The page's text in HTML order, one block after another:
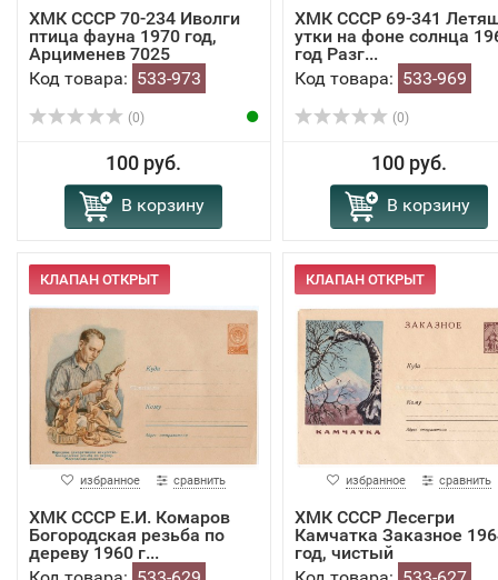
ХМК СССР 70-234 Иволги
птица фауна 1970 год,
Арцименев 7025
Код товара: 533-973
(0)
100 руб.
В корзину
ХМК СССР 69-341
утки на фоне солнца
год Разг...
Код товара: 533-969
(0)
100 руб.
В корзину
КЛАПАН ОТКРЫТ
избранное сравнить
ХМК СССР Е.И. Комаров
Богородская резьба по
дереву 1960 г...
КЛАПАН ОТКРЫТ
избранное сравнить
ХМК СССР Лесегри
Камчатка Заказное
год, чистый